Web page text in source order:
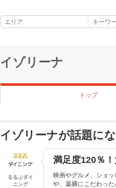
イゾリーナ
トップ
イゾリーナが話題に
るるぶダイ
ニング
満足度120％
映画やグルメ、ショ
や、薬膳にこだわっ